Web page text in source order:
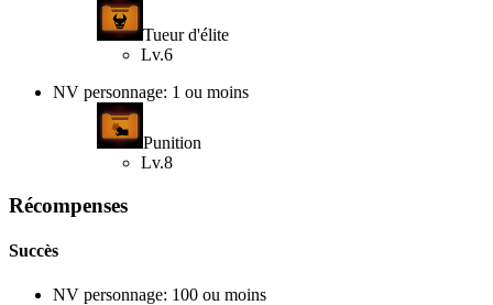
Tueur d'élite
Lv.6
NV personnage: 1 ou moins
Punition
Lv.8
Récompenses
Succès
NV personnage: 100 ou moins